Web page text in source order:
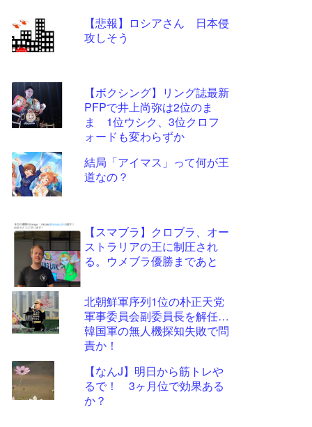
【悲報】ロシアさん 日本侵
攻しそう
【ボクシング】リング誌最新
PFPで井上尚弥は2位のま
ま 1位ウシク、3位クロフ
ォードも変わらずか
結局「アイマス」って何が王
道なの？
【スマブラ】クロブラ、オー
ストラリアの王に制圧され
る。ウメブラ優勝まであと
北朝鮮軍序列1位の朴正天党
軍事委員会副委員長を解任…
韓国軍の無人機探知失敗で問
責か！
【なんJ】明日から筋トレや
るで！ 3ヶ月位で効果ある
か？
更新
ツー